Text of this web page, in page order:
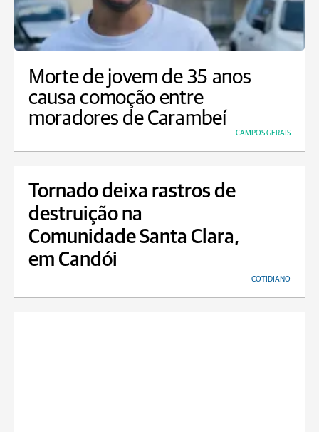
Morte de jovem de 35 anos
causa comoção entre
moradores de Carambeí
CAMPOS GERAIS
Tornado deixa rastros de
destruição na
Comunidade Santa Clara,
em Candói
COTIDIANO